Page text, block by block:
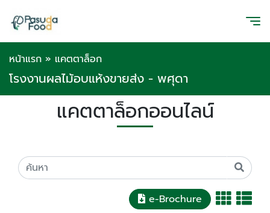
หน้าแรก » แคตตาล็อก
โรงงานผลไม้อบแห้งขายส่ง - พศุดา
แคตตาล็อกออนไลน์
e-Brochure